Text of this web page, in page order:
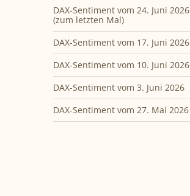
DAX-Sentiment vom 24. Juni 2026
(zum letzten Mal)
DAX-Sentiment vom 17. Juni 2026
DAX-Sentiment vom 10. Juni 2026
DAX-Sentiment vom 3. Juni 2026
DAX-Sentiment vom 27. Mai 2026